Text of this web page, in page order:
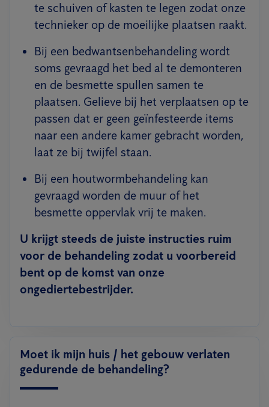
te schuiven of kasten te legen zodat onze
technieker op de moeilijke plaatsen raakt.
Bij een bedwantsenbehandeling wordt
soms gevraagd het bed al te demonteren
en de besmette spullen samen te
plaatsen. Gelieve bij het verplaatsen op te
passen dat er geen geïnfesteerde items
naar een andere kamer gebracht worden,
laat ze bij twijfel staan.
Bij een houtwormbehandeling kan
gevraagd worden de muur of het
besmette oppervlak vrij te maken.
U krijgt steeds de juiste instructies ruim
voor de behandeling zodat u voorbereid
bent op de komst van onze
ongediertebestrijder.
Moet ik mijn huis / het gebouw verlaten
gedurende de behandeling?